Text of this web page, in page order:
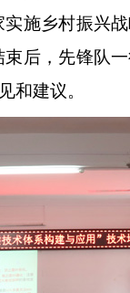
施乡村振兴
后，先锋队
和建议。